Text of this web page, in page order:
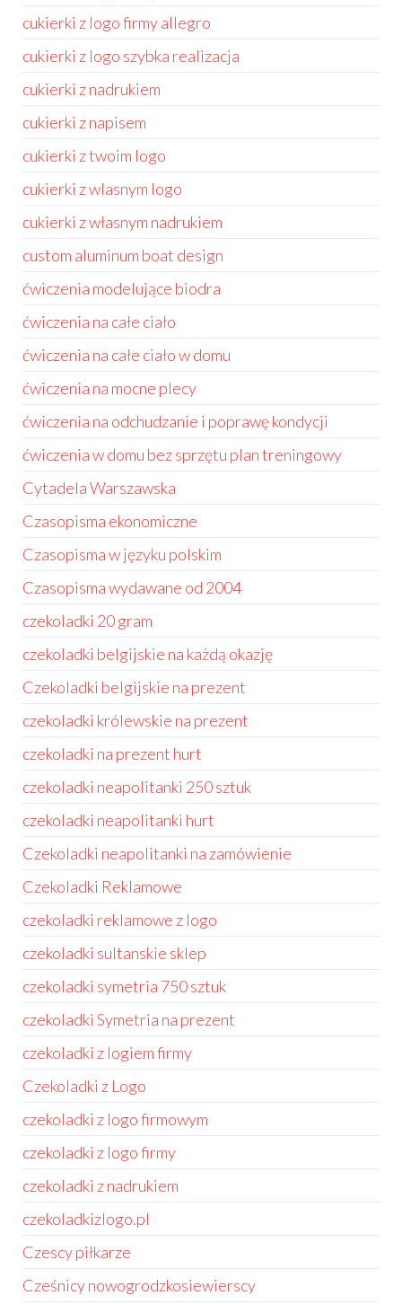
cukierki z logo firmy allegro
cukierki z logo szybka realizacja
cukierki z nadrukiem
cukierki z napisem
cukierki z twoim logo
cukierki z wlasnym logo
cukierki z własnym nadrukiem
custom aluminum boat design
ćwiczenia modelujące biodra
ćwiczenia na całe ciało
ćwiczenia na całe ciało w domu
ćwiczenia na mocne plecy
ćwiczenia na odchudzanie i poprawę kondycji
ćwiczenia w domu bez sprzętu plan treningowy
Cytadela Warszawska
Czasopisma ekonomiczne
Czasopisma w języku polskim
Czasopisma wydawane od 2004
czekoladki 20 gram
czekoladki belgijskie na każdą okazję
Czekoladki belgijskie na prezent
czekoladki królewskie na prezent
czekoladki na prezent hurt
czekoladki neapolitanki 250 sztuk
czekoladki neapolitanki hurt
Czekoladki neapolitanki na zamówienie
Czekoladki Reklamowe
czekoladki reklamowe z logo
czekoladki sultanskie sklep
czekoladki symetria 750 sztuk
czekoladki Symetria na prezent
czekoladki z logiem firmy
Czekoladki z Logo
czekoladki z logo firmowym
czekoladki z logo firmy
czekoladki z nadrukiem
czekoladkizlogo.pl
Czescy piłkarze
Cześnicy nowogrodzkosiewierscy